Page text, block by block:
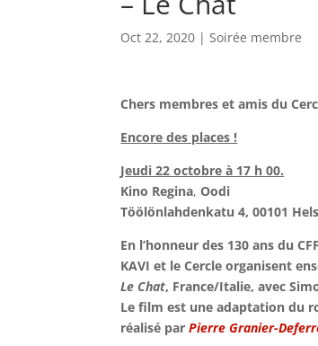
Oct 22, 2020 |Soirée membre
Chers membres et amis du
Encore des places !
Jeudi 22 octobre à 17 h 00.
Kino Regina,Oodi
Töölönlahdenkatu 4, 00101
En l’honneur des 130 ans du
KAVI et le Cercle organisent
Le Chat, France/Italie, avec
Le film est une adaptation du
réalisé parPierre Granier-